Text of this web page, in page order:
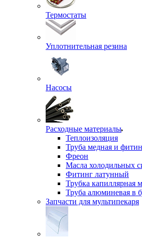
Термостаты
Уплотнительная резина
Насосы
Расходные материалы
Теплоизоляция
Труба медная и
Фреон
Масла холодильных
Фитинг латунный
Трубка капиллярная
Труба алюминевая в
Запчасти для мультипекаря